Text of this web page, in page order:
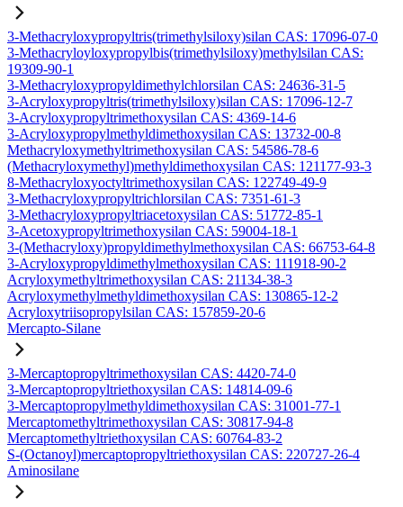
3-Methacryloxypropyltris(trimethylsiloxy)silan CAS: 17096-07-0
3-Methacryloyloxypropylbis(trimethylsiloxy)methylsilan CAS:
19309-90-1
3-Methacryloxypropyldimethylchlorsilan CAS: 24636-31-5
3-Acryloxypropyltris(trimethylsiloxy)silan CAS: 17096-12-7
3-Acryloxypropyltrimethoxysilan CAS: 4369-14-6
3-Acryloxypropylmethyldimethoxysilan CAS: 13732-00-8
Methacryloxymethyltrimethoxysilan CAS: 54586-78-6
(Methacryloxymethyl)methyldimethoxysilan CAS: 121177-93-3
8-Methacryloxyoctyltrimethoxysilan CAS: 122749-49-9
3-Methacryloxypropyltrichlorsilan CAS: 7351-61-3
3-Methacryloxypropyltriacetoxysilan CAS: 51772-85-1
3-Acetoxypropyltrimethoxysilan CAS: 59004-18-1
3-(Methacryloxy)propyldimethylmethoxysilan CAS: 66753-64-8
3-Acryloxypropyldimethylmethoxysilan CAS: 111918-90-2
Acryloxymethyltrimethoxysilan CAS: 21134-38-3
Acryloxymethylmethyldimethoxysilan CAS: 130865-12-2
Acryloxytriisopropylsilan CAS: 157859-20-6
Mercapto-Silane
3-Mercaptopropyltrimethoxysilan CAS: 4420-74-0
3-Mercaptopropyltriethoxysilan CAS: 14814-09-6
3-Mercaptopropylmethyldimethoxysilan CAS: 31001-77-1
Mercaptomethyltrimethoxysilan CAS: 30817-94-8
Mercaptomethyltriethoxysilan CAS: 60764-83-2
S-(Octanoyl)mercaptopropyltriethoxysilan CAS: 220727-26-4
Aminosilane